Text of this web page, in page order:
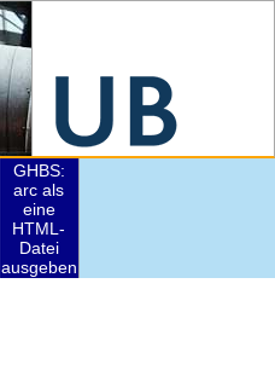
GHBS:
arc als
eine
HTML-
Datei
ausgeben